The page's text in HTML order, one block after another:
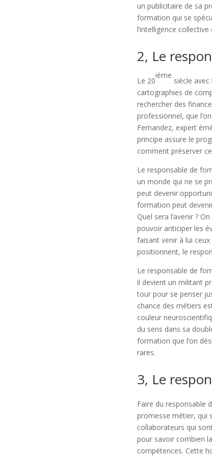
un publicitaire de sa
formation qui se
l’intelligence
2, Le
Le 20
ième
siècle
cartographies de
rechercher des
professionnel, que
Fernandez, expert
principe assure le
comment préserver
Le responsable de
un monde qui ne se
peut devenir
formation peut
Quel sera l’avenir ?
pouvoir anticiper les
faisant venir à lui
positionnent, le
Le responsable de
il devient un militant
tour pour se penser
chance des métiers
couleur
du sens dans sa
formation que l’on
rares.
3, Le
Faire du responsable
promesse métier, qui
collaborateurs qui
pour savoir combien
compétences. Cette